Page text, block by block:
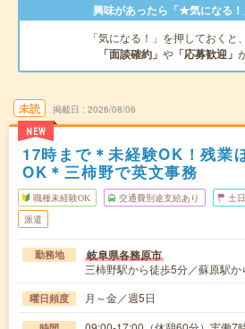
興味があったら「★気になる！
「気になる！」を押しておくと
「面談確約」 や 「応募歓迎」
未読
NEW
掲載日 2026/08/06
17時まで＊未経験OK！残業
OK＊三柿野で英文事務
職種未経験OK 交通費別途支給あり 土
派遣
勤務地 岐阜県各務原市
三柿野駅から徒歩5分／蘇原駅
曜日頻度 月～金／週5日